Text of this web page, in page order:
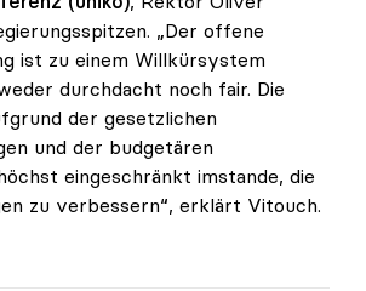
„Der offene
ist zu einem Willkürsystem
durchdacht noch fair. Die
der gesetzlichen
und der budgetären
eingeschränkt imstande, die
zu verbessern“, erklärt Vitouch.
statt